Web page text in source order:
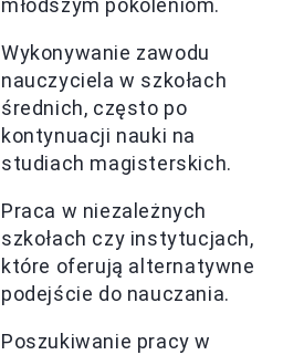
młodszym pokoleniom.
Wykonywanie zawodu
nauczyciela w szkołach
średnich, często po
kontynuacji nauki na
studiach magisterskich.
Praca w niezależnych
szkołach czy instytucjach,
które oferują alternatywne
podejście do nauczania.
Poszukiwanie pracy w